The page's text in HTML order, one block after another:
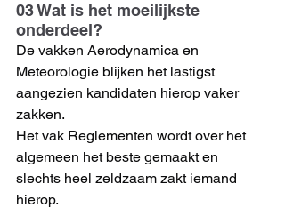
03 Wat is het moeilijkste
onderdeel?
De vakken Aerodynamica en
Meteorologie blijken het lastigst
aangezien kandidaten hierop vaker
zakken.
Het vak Reglementen wordt over het
algemeen het beste gemaakt en
slechts heel zeldzaam zakt iemand
hierop.